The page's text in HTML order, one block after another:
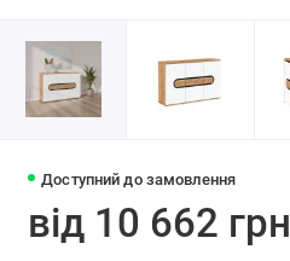
Доступний до замовлення
від 10 662 грн